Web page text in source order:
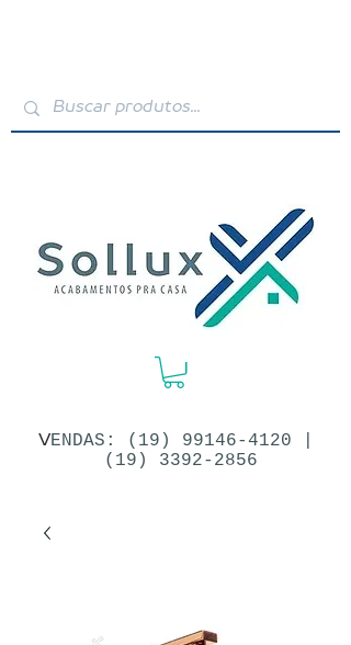
VENDAS: (19)​ 99146-4120
(19) 3392-2856